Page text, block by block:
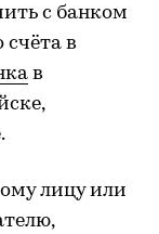
с банком
счёта в
в
лицу или